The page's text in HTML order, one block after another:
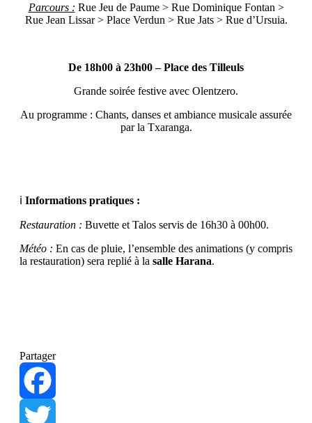
Parcours : Rue Jeu de Paume > Rue Dominique Fontan >
Rue Jean Lissar > Place Verdun > Rue Jats > Rue d’Ursuia.
De 18h00 à 23h00 – Place des Tilleuls
Grande soirée festive avec Olentzero.
Au programme : Chants, danses et ambiance musicale assurée
par la Txaranga.
ℹ️ Informations pratiques :
Restauration : Buvette et Talos servis de 16h30 à 00h00.
Météo : En cas de pluie, l’ensemble des animations (y compris
la restauration) sera replié à la salle Harana.
Partager
Facebook